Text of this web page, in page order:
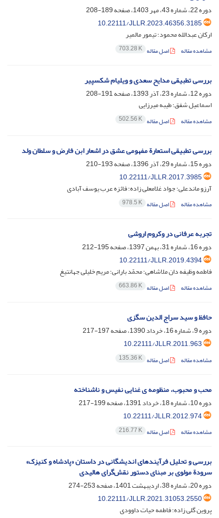
دوره 22، شماره 43، مهر 1403، صفحه
189-208
10.22111/JLLR.2023.46356.3185
ارکان عبدالله محمود؛ تیمور مالمیر
مشاهده مقاله اصل مقاله 703.28 K
بررسی تطبیقی مدایح سعدی و ویلیام شکسپیر
دوره 12، شماره 23، آذر 1393، صفحه
191-208
اسماعیل شفق؛ طیبه میرزایی
مشاهده مقاله اصل مقاله 502.56 K
بررسی تطبیقی استعارة مفهومی عشق در اشعار ابن فارض و سلطان ولد
دوره 15، شماره 29، آذر 1396، صفحه
193-210
10.22111/JLLR.2017.3985
آرزو ماندعلی؛ جواد غلامعلی زاده؛ فائزه عرب یوسف آبادی
مشاهده مقاله اصل مقاله 978.5 K
تجربه عرفانی در وکروم اروشی
دوره 16، شماره 31، بهمن 1397، صفحه
195-212
10.22111/JLLR.2019.4394
فاطمه وظیفه دان ملاشاهی؛ محمّد بارانی؛ مریم خلیلی جهانتیغ
مشاهده مقاله اصل مقاله 663.86 K
حافظ و سید سراج الدین سگزی
دوره 9، شماره 16، خرداد 1390، صفحه
197-217
10.22111/JLLR.2011.963
مشاهده مقاله اصل مقاله 135.36 K
محب و محبوب، منظومه ی غنایی نفیس و ناشناخته
دوره 10، شماره 18، خرداد 1391، صفحه
199-217
10.22111/JLLR.2012.974
مشاهده مقاله اصل مقاله 216.77 K
بررسی و تحلیل فرآیندهای اندیشگانی در داستان «پادشاه و کنیزک»
سرودة مولوی بر مبنای دستور نقش‌گرای هالیدی
دوره 20، شماره 38، اردیبهشت 1401، صفحه
253-274
10.22111/JLLR.2021.31053.2550
پروین گلی زاده؛ فاطمه حیات داوودی